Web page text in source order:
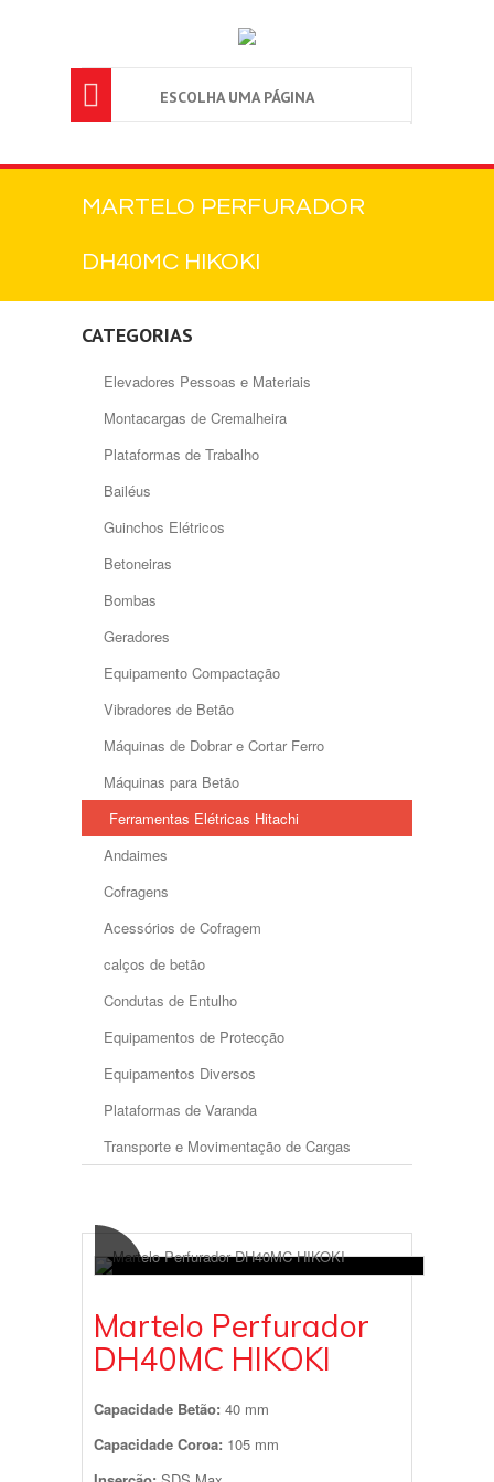
 ESCOLHA UMA PÁGINA
MARTELO PERFURADOR
DH40MC HIKOKI
CATEGORIAS
Elevadores Pessoas e Materiais
Montacargas de Cremalheira
Plataformas de Trabalho
Bailéus
Guinchos Elétricos
Betoneiras
Bombas
Geradores
Equipamento Compactação
Vibradores de Betão
Máquinas de Dobrar e Cortar Ferro
Máquinas para Betão
Ferramentas Elétricas Hitachi
Andaimes
Cofragens
Acessórios de Cofragem
calços de betão
Condutas de Entulho
Equipamentos de Protecção
Equipamentos Diversos
Plataformas de Varanda
Transporte e Movimentação de Cargas
Martelo Perfurador
DH40MC HIKOKI
Capacidade Betão: 40 mm
Capacidade Coroa: 105 mm